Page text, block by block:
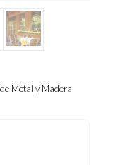
Metal y Madera